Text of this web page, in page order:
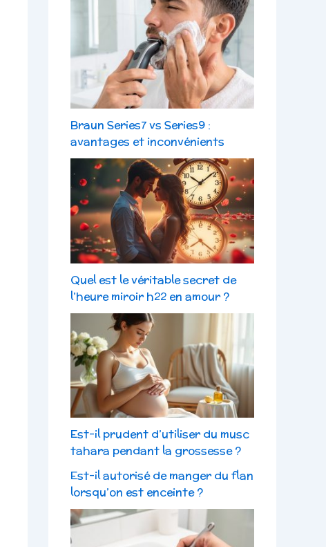
Braun Series7 vs Series9 :
avantages et inconvénients
Quel est le véritable secret de
l’heure miroir h22 en amour ?
Est-il prudent d’utiliser du musc
tahara pendant la grossesse ?
Est-il autorisé de manger du flan
lorsqu’on est enceinte ?